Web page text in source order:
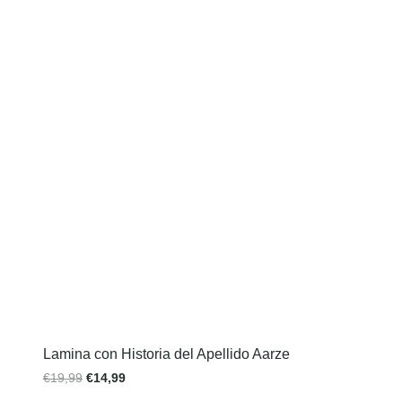
Lamina con Historia del Apellido Aarze
€19,99 €14,99